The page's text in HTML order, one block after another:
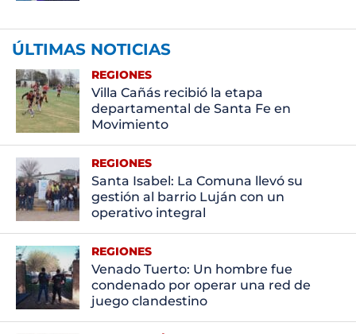
ÚLTIMAS NOTICIAS
REGIONES
Villa Cañás recibió la etapa
departamental de Santa Fe en
Movimiento
REGIONES
Santa Isabel: La Comuna llevó su
gestión al barrio Luján con un
operativo integral
REGIONES
Venado Tuerto: Un hombre fue
condenado por operar una red de
juego clandestino